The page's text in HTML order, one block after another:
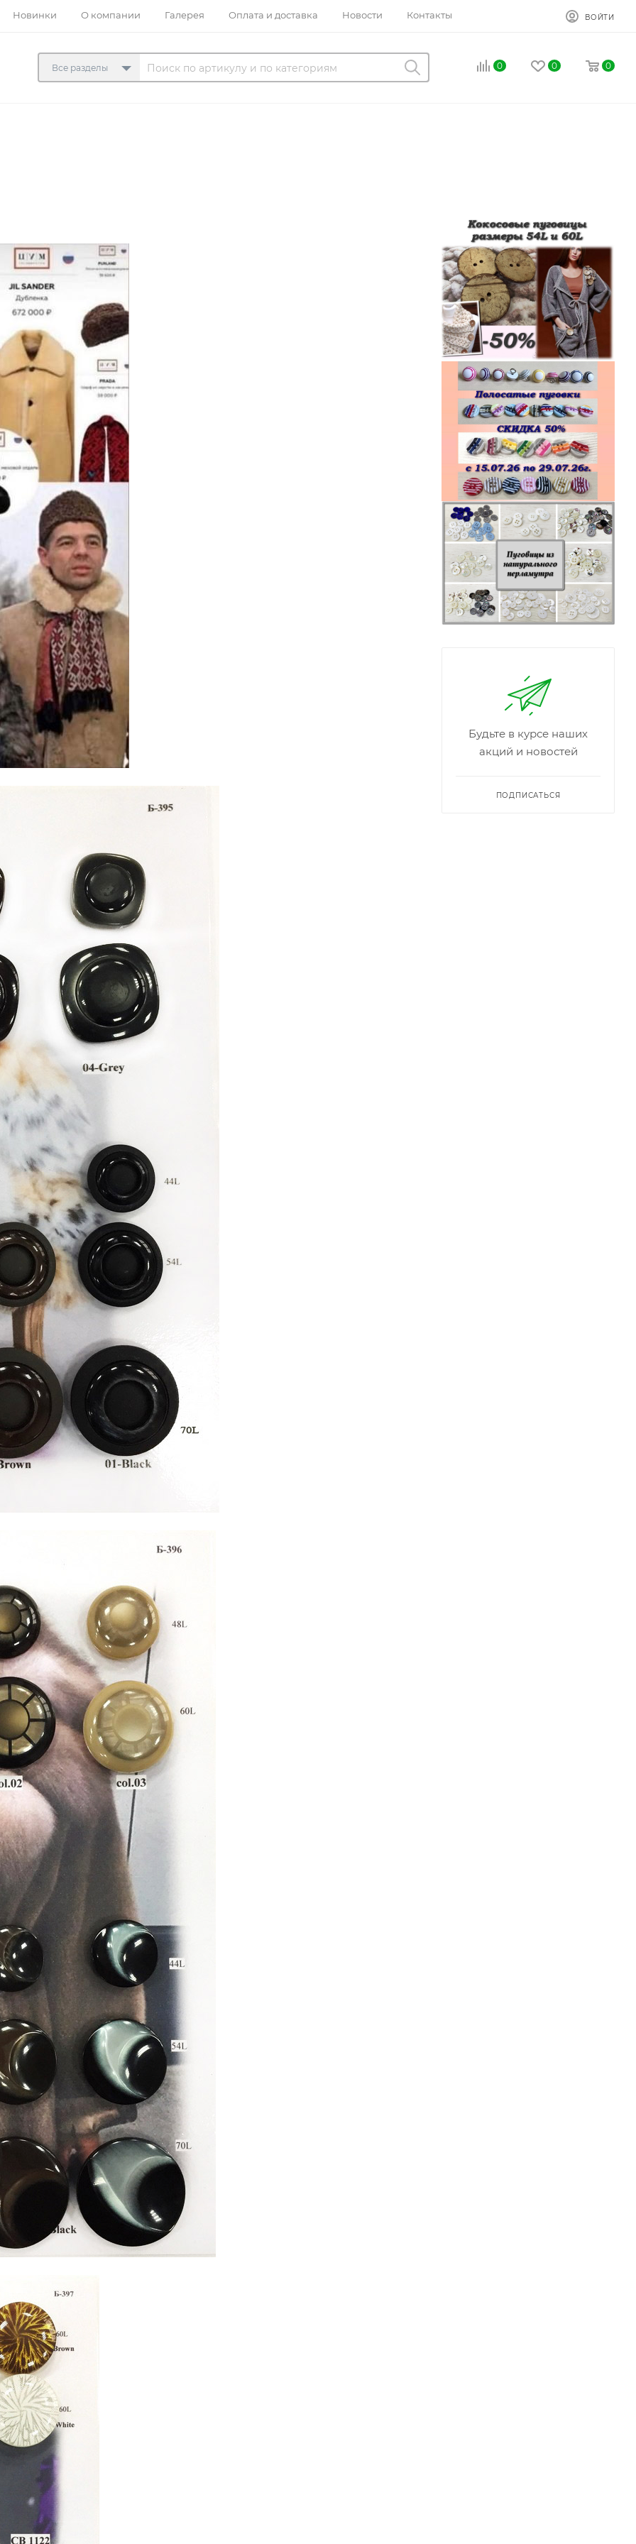
Новинки О компании Галерея Оплата и доставка Новости Контакты ВОЙТИ
Все разделы 0 0 0
Будьте в курсе наших
акций и новостей
ПОДПИСАТЬСЯ